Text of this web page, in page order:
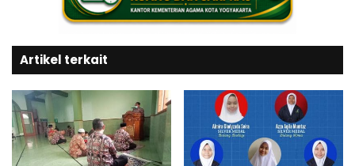
a
h
a
s
i
n
D
o
k
u
m
Artikel terkait